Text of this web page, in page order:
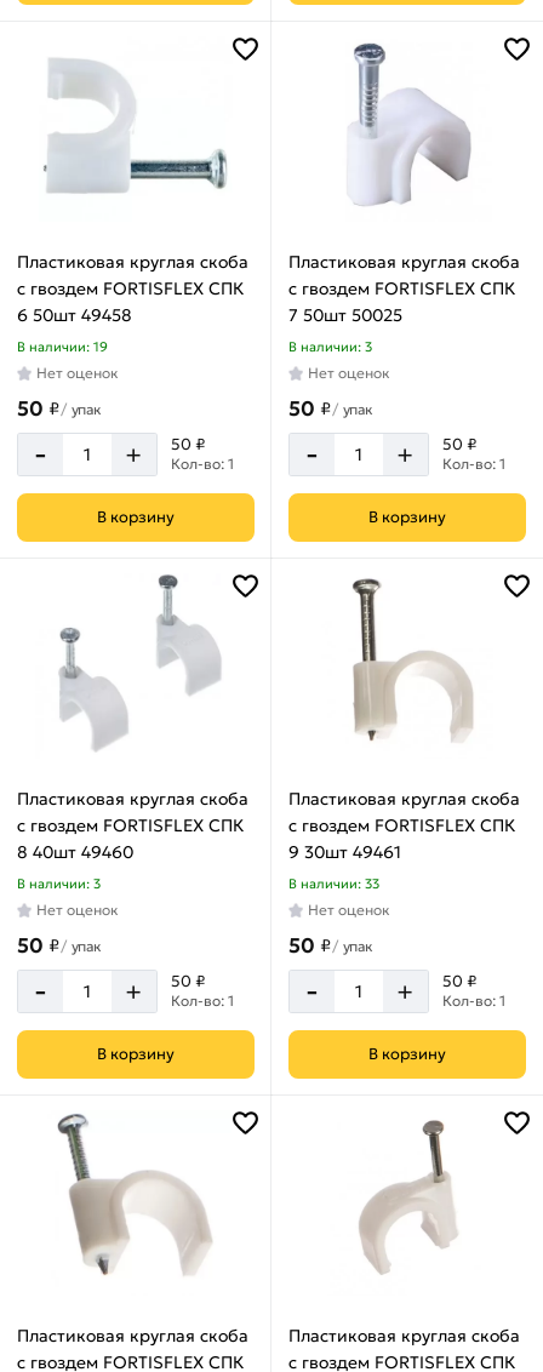
мм
Пластиковая круглая скоба
с гвоздем FORTISFLEX СПК
6 50шт 49458
В наличии: 19
Нет оценок
50 ₽/ упак
- + 50 ₽
Кол-во: 1
В корзину
Пластиковая круглая скоба
с гвоздем FORTISFLEX СПК
7 50шт 50025
В наличии: 3
Нет оценок
50 ₽/ упак
- + 50 ₽
Кол-во: 1
В корзину
Пластиковая круглая скоба
с гвоздем FORTISFLEX СПК
8 40шт 49460
В наличии: 3
Нет оценок
50 ₽/ упак
- + 50 ₽
Кол-во: 1
В корзину
Пластиковая круглая скоба
с гвоздем FORTISFLEX СПК
9 30шт 49461
В наличии: 33
Нет оценок
50 ₽/ упак
- + 50 ₽
Кол-во: 1
В корзину
Пластиковая круглая скоба
с гвоздем FORTISFLEX СПК
Пластиковая круглая скоба
с гвоздем FORTISFLEX СПК